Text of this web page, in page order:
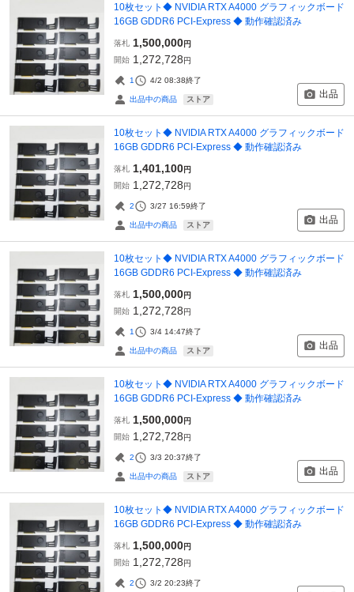
10枚セット◆ NVIDIA RTX A4000 グラフィックボード
16GB GDDR6 PCI-Express ◆ 動作確認済み
落札 1,500,000円
開始 1,272,728円
1 4/2 08:38終了
出品中の商品 ストア 出品
10枚セット◆ NVIDIA RTX A4000 グラフィックボード
16GB GDDR6 PCI-Express ◆ 動作確認済み
落札 1,401,100円
開始 1,272,728円
2 3/27 16:59終了
出品中の商品 ストア 出品
10枚セット◆ NVIDIA RTX A4000 グラフィックボード
16GB GDDR6 PCI-Express ◆ 動作確認済み
落札 1,500,000円
開始 1,272,728円
1 3/4 14:47終了
出品中の商品 ストア 出品
10枚セット◆ NVIDIA RTX A4000 グラフィックボード
16GB GDDR6 PCI-Express ◆ 動作確認済み
落札 1,500,000円
開始 1,272,728円
2 3/3 20:37終了
出品中の商品 ストア 出品
10枚セット◆ NVIDIA RTX A4000 グラフィックボード
16GB GDDR6 PCI-Express ◆ 動作確認済み
落札 1,500,000円
開始 1,272,728円
2 3/2 20:23終了